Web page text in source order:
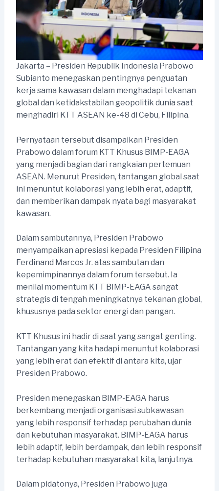
Jakarta – Presiden Republik Indonesia Prabowo
Subianto menegaskan pentingnya penguatan
kerja sama kawasan dalam menghadapi tekanan
global dan ketidakstabilan geopolitik dunia saat
menghadiri KTT ASEAN ke-48 di Cebu, Filipina.
Pernyataan tersebut disampaikan Presiden
Prabowo dalam forum KTT Khusus BIMP-EAGA
yang menjadi bagian dari rangkaian pertemuan
ASEAN. Menurut Presiden, tantangan global saat
ini menuntut kolaborasi yang lebih erat, adaptif,
dan memberikan dampak nyata bagi masyarakat
kawasan.
Dalam sambutannya, Presiden Prabowo
menyampaikan apresiasi kepada Presiden Filipina
Ferdinand Marcos Jr. atas sambutan dan
kepemimpinannya dalam forum tersebut. Ia
menilai momentum KTT BIMP-EAGA sangat
strategis di tengah meningkatnya tekanan global,
khususnya pada sektor energi dan pangan.
KTT Khusus ini hadir di saat yang sangat genting.
Tantangan yang kita hadapi menuntut kolaborasi
yang lebih erat dan efektif di antara kita, ujar
Presiden Prabowo.
Presiden menegaskan BIMP-EAGA harus
berkembang menjadi organisasi subkawasan
yang lebih responsif terhadap perubahan dunia
dan kebutuhan masyarakat. BIMP-EAGA harus
lebih adaptif, lebih berdampak, dan lebih responsif
terhadap kebutuhan masyarakat kita, lanjutnya.
Dalam pidatonya, Presiden Prabowo juga